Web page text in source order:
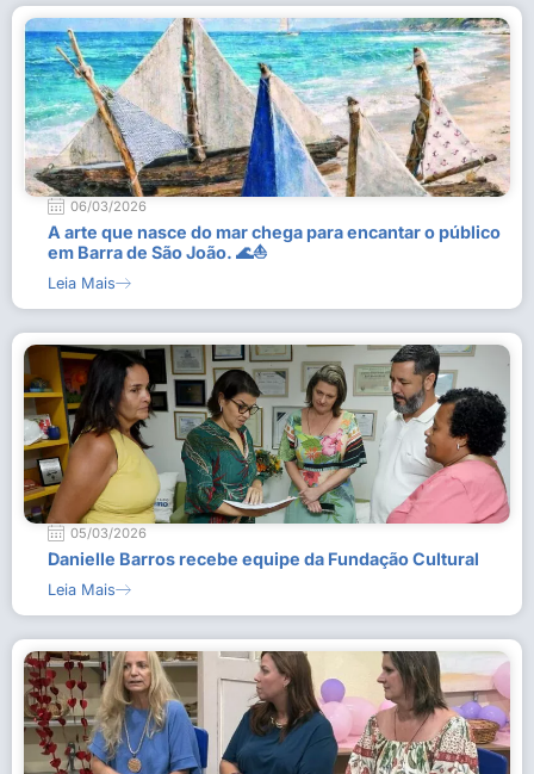
06/03/2026
A arte que nasce do mar chega para encantar o público
em Barra de São João. 🌊⛵
Leia Mais
05/03/2026
Danielle Barros recebe equipe da Fundação Cultural
Leia Mais